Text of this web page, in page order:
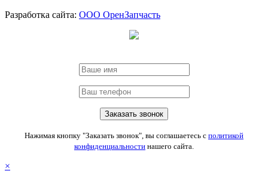
Разработка сайта: ООО ОренЗапчасть
Нажимая кнопку "Заказать звонок", вы соглашаетесь с политикой
конфиденциальности нашего сайта.
×